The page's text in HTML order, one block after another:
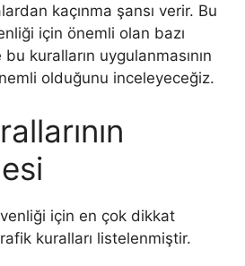
kaçınma şansı verir. Bu
için önemli olan bazı
kuralların uygulanmasının
olduğunu inceleyeceğiz.
için en çok dikkat
kuralları listelenmiştir.